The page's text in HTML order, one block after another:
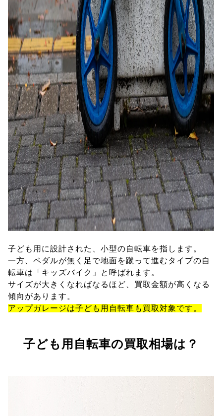
子ども用に設計された、小型の自転車を指します。
一方、ペダルが無く足で地面を蹴って進むタイプの自
転車は「キッズバイク」と呼ばれます。
サイズが大きくなればなるほど、買取金額が高くなる
傾向があります。
アップガレージは子ども用自転車も買取対象です。
子ども用自転車の買取相場は？